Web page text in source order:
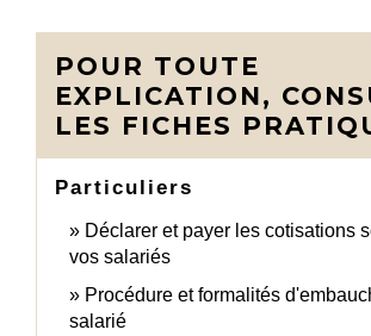
POUR TOUTE
EXPLICATION,
LES FICHES
Particuliers
Déclarer et payer les cotisations
vos salariés
Procédure et formalités
salarié